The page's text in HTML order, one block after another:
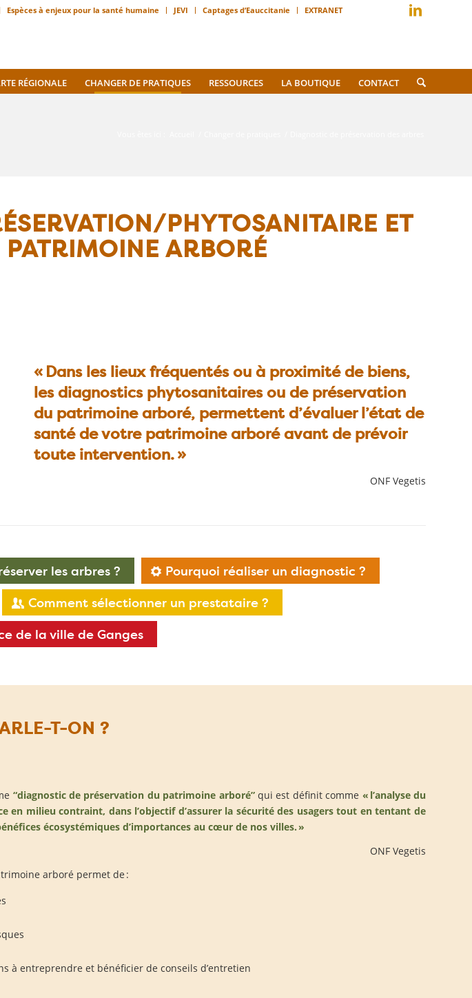
Espèces à enjeux pour la santé humaine JEVI Captages d’Eauccitanie EXTRANET
RÉGIONALE CHANGER DE PRATIQUES RESSOURCES LA BOUTIQUE CONTACT
PHYTOSANITAIRE ET
ARBORÉ
« Dans les lieux fréquentés ou à proximité de biens,
les diagnostics phytosanitaires ou de préservation
du patrimoine arboré, permettent d’évaluer l’état de
santé de votre patrimoine arboré avant de prévoir
toute intervention.»
ONF Vegetis
les arbres ?
Pourquoi réaliser un diagnostic ?
Comment sélectionner un prestataire ?
de la ville de Ganges
T-ON ?
“diagnostic de préservation du patrimoine arboré”qui est définit comme « l’analyse du
en milieu contraint, dans l’objectif d’assurer la sécurité des usagers tout en tentant de
écosystémiques d’importances au cœur de nos villes. »
ONF Vegetis
arboré permet de :
à entreprendre et bénéficier de conseils d’entretien